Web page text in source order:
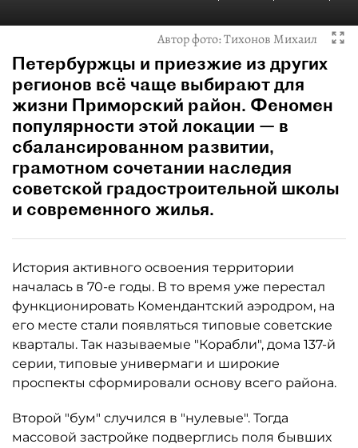
Автор фото:Тихонов Михаил
Петербуржцы и приезжие из других
регионов всё чаще выбирают для
жизни Приморский район. Феномен
популярности этой локации — в
сбалансированном развитии,
грамотном сочетании наследия
советской градостроительной школы
и современного жилья.
История активного освоения территории
началась в 70-е годы. В то время уже перестал
функционировать Комендантский аэродром, на
его месте стали появляться типовые советские
кварталы. Так называемые "Корабли", дома 137-й
серии, типовые универмаги и широкие
проспекты сформировали основу всего района.
Второй "бум" случился в "нулевые". Тогда
массовой застройке подверглись поля бывших